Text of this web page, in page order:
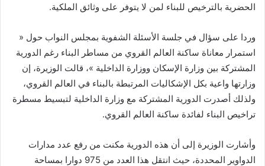
الحضرية بالترخيص للبناء لمن لا يتوفر على وثائق الملكية.
وردا على سؤال في جلسة الأسئلة الشفوية بمجلس النواب حول «
استمرار معاناة ساكنة العالم القروي من مساطر البناء رغم الدورية
المشتركة بين وزارة الإسكان ووزارة الداخلية »، قالت الوزيرة، إن
وزارتها واعية بكل الإشكاليات المرتبطة بالبناء في العالم القروي،
ولذلك أصدرت الدورية المشتركة مع وزارة الداخلية لتبسيط مسطرة
تراخيص البناء لفائدة ساكنة العالم القروي.
وأشارت الوزيرة إلى أن هذه الدورية مكنت من رفع عدد مدارات
الدواوير المحددة، حيث انتقل هذا العدد من 975 دوارا بمساحة